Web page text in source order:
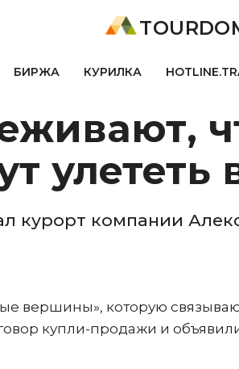
БИРЖА КУРИЛКА
улететь
курорт компании
вершины», которую
купли-продажи и